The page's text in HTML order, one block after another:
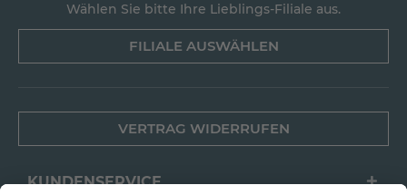
Wählen Sie bitte Ihre Lieblings-Filiale aus.
FILIALE AUSWÄHLEN
VERTRAG WIDERRUFEN
KUNDENSERVICE